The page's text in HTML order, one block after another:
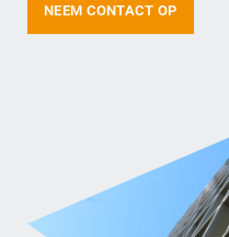
NEEM CONTACT OP